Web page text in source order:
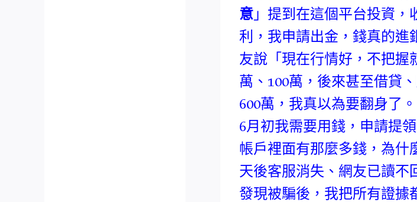
意 」提到在這個平台投資
利，我申請出金，錢真的進
友說「現在行情好，不把
萬、100萬，後來甚至借貸
600萬，我真以為要翻身了。
6月初我需要用錢，申請提
帳戶裡面有那麼多錢，為什
天後客服消失、網友已讀不
發現被騙後，我把所有證